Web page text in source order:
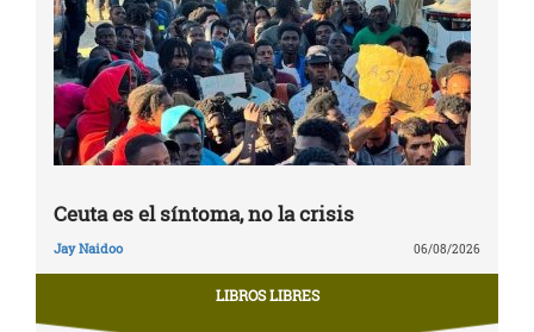
Ceuta es el síntoma, no la crisis
Jay Naidoo 06/08/2026
LIBROS LIBRES